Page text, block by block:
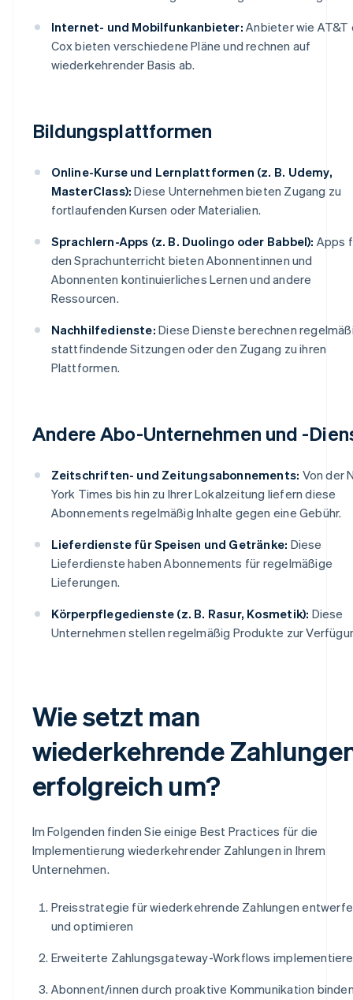
Internet- und Mobilfunkanbieter: Anbieter wie AT&T
Cox bieten verschiedene Pläne und rechnen auf
wiederkehrender Basis ab.
Bildungsplattformen
Online-Kurse und Lernplattformen (z. B. Udemy,
MasterClass): Diese Unternehmen bieten Zugang zu
fortlaufenden Kursen oder Materialien.
Sprachlern-Apps (z. B. Duolingo oder Babbel): Apps
den Sprachunterricht bieten Abonnentinnen und
Abonnenten kontinuierliches Lernen und andere
Ressourcen.
Nachhilfedienste: Diese Dienste berechnen
stattfindende Sitzungen oder den Zugang zu ihren
Plattformen.
Andere Abo-Unternehmen und -
Zeitschriften- und Zeitungsabonnements: Von der
York Times bis hin zu Ihrer Lokalzeitung liefern diese
Abonnements regelmäßig Inhalte gegen eine Gebühr.
Lieferdienste für Speisen und Getränke: Diese
Lieferdienste haben Abonnements für regelmäßige
Lieferungen.
Körperpflegedienste (z. B. Rasur, Kosmetik): Diese
Unternehmen stellen regelmäßig Produkte zur
Wie setzt man
wiederkehrende
erfolgreich um?
Im Folgenden finden Sie einige Best Practices für die
Implementierung wiederkehrender Zahlungen in Ihrem
Unternehmen.
Preisstrategie für wiederkehrende Zahlungen
und optimieren
Erweiterte Zahlungsgateway-Workflows
Abonnent/innen durch proaktive Kommunikation